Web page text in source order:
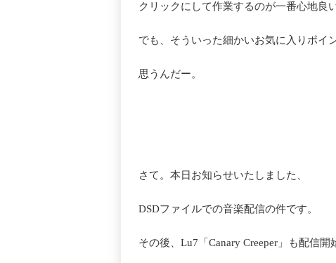
クリックにして作業するのが一番心地良
でも、そういった細かいお気に入りポイ
思うんだー。
さて。本日お知らせいたしました、
DSDファイルでの音楽配信の件です。
その後、Lu7「Canary Creeper」も配信開